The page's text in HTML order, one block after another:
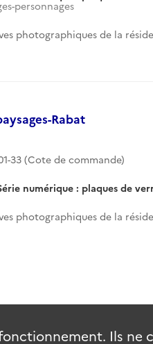
personnages
photographiques de la
Rabat
33 (Cote de commande)
numérique : plaques de
photographiques de la
Ils ne